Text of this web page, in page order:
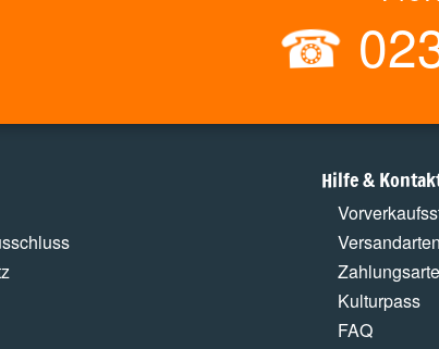
☎
Hilfe &
Versandarten
Kulturpass
FAQ